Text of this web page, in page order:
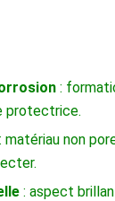
:
protectrice.
: matériau non
: aspect